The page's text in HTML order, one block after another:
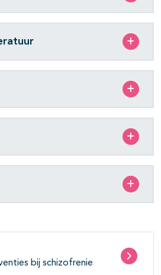
bij schizofrenie